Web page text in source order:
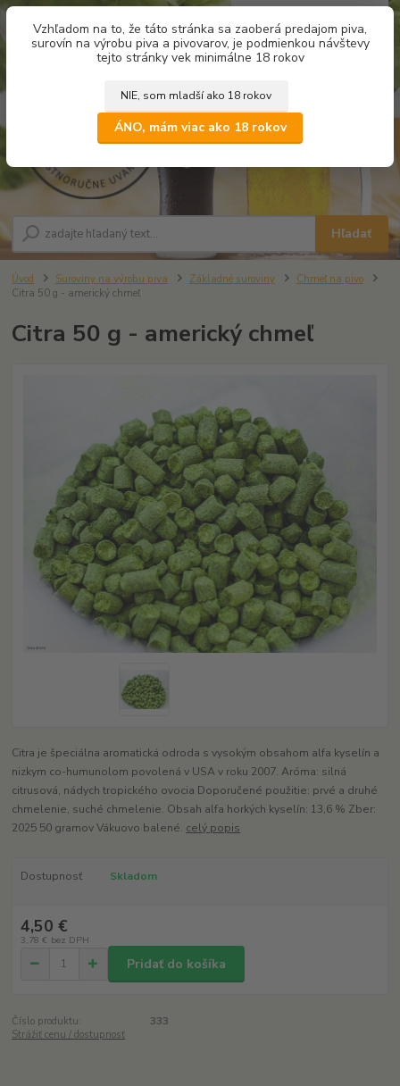
Vzhľadom na to, že táto stránka sa zaoberá predajom piva,
surovín na výrobu piva a pivovarov, je podmienkou návštevy
tejto stránky vek minimálne 18 rokov
NIE, som mladší ako 18 rokov
ÁNO, mám viac ako 18 rokov
Hľadať
za0,00 €
Úvod Suroviny na výrobu piva Základné suroviny
Chmeľ na pivo
Citra 50 g - americký chmeľ
Citra 50 g - americký chmeľ
Citra je špeciálna aromatická odroda s vysokým obsahom alfa kyselín a
nizkym co-humunolom povolená v USA v roku 2007. Aróma: silná
citrusová, nádych tropického ovocia Doporučené použitie: prvé a druhé
chmelenie, suché chmelenie. Obsah alfa horkých kyselín: 13,6 % Zber:
2025 50 gramov Vákuovo balené. celý popis
Dostupnosť Skladom
4,50 €
3,78 € bez DPH
Pridať do košíka
Číslo produktu:
333
Strážiť cenu / dostupnosť